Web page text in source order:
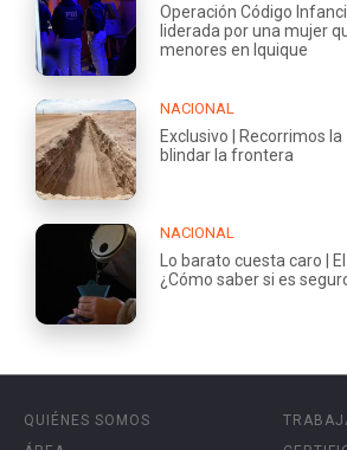
Operación Código
liderada por una mujer
menores en Iquique
NACIONAL
Exclusivo | Recorrimos
blindar la frontera
NACIONAL
Lo barato cuesta caro |
¿Cómo saber si es
QUIÉNES SOMOS